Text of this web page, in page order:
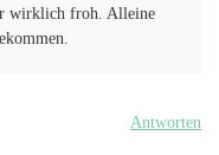
wirklich froh. Alleine
Antworten